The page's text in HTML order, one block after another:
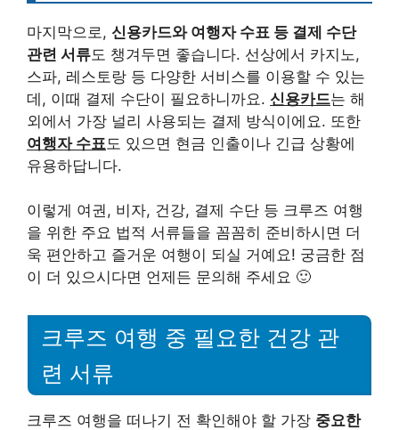
마지막으로, 신용카드와 여행자 수표 등 결제 수단
관련 서류도 챙겨두면 좋습니다. 선상에서 카지노,
스파, 레스토랑 등 다양한 서비스를 이용할 수 있는
데, 이때 결제 수단이 필요하니까요. 신용카드는 해
외에서 가장 널리 사용되는 결제 방식이에요. 또한
여행자 수표 도 있으면 현금 인출이나 긴급 상황에
유용하답니다.
이렇게 여권, 비자, 건강, 결제 수단 등 크루즈 여행
을 위한 주요 법적 서류들을 꼼꼼히 준비하시면 더
욱 편안하고 즐거운 여행이 되실 거예요! 궁금한 점
이 더 있으시다면 언제든 문의해 주세요 🙂
크루즈 여행 중 필요한 건강 관
련 서류
크루즈 여행을 떠나기 전 확인해야 할 가장 중요한